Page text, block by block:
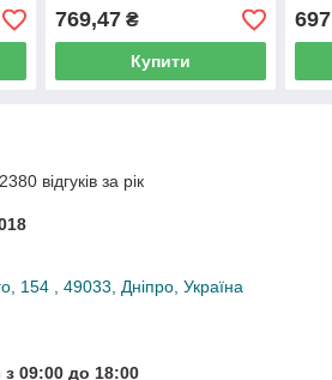
769,47₴
Купити
відгуків за рік
154 , 49033, Дніпро, Україна
09:00 до 18:00